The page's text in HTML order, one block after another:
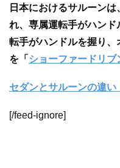
日本におけるサルーンは
れ、専属運転手がハン
転手がハンドルを握り
を「 ショーファードリブ
セダンとサルーンの違い
[/feed-ignore]